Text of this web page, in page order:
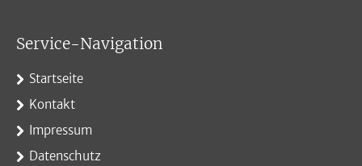
Service-Navigation
Startseite
Kontakt
Impressum
Datenschutz